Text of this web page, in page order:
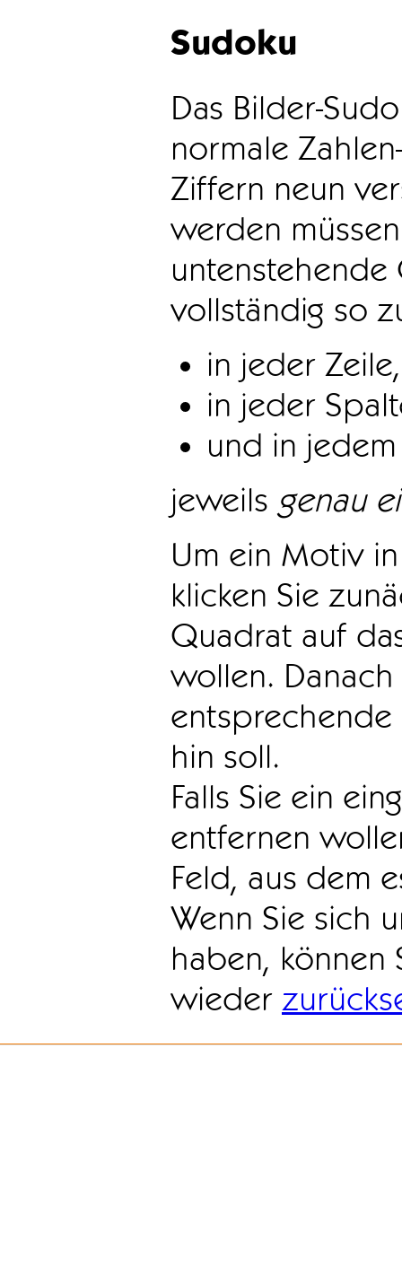
Sudoku
Das Bilder-
normale
Ziffern neun
werden
vollständig so
in jeder Zeile,
in jeder
und in
jeweils genau
Um ein Motiv
klicken Sie
Quadrat auf
wollen.
hin soll.
Falls Sie ein
entfernen
Feld, aus dem
Wenn Sie sich
haben, können
wieder